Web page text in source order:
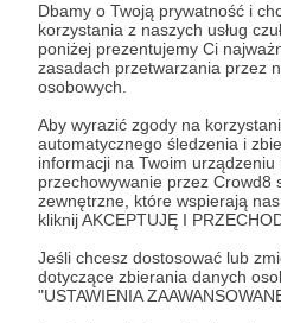
Dbamy o Twoją prywatność i
korzystania z naszych usług
poniżej prezentujemy Ci
zasadach przetwarzania przez
osobowych.
Aby wyrazić zgody na
automatycznego śledzenia i
informacji na Twoim urządzeniu
przechowywanie przez Crowd8
zewnętrzne, które wspierają
kliknij AKCEPTUJĘ I
Jeśli chcesz dostosować lub
dotyczące zbierania danych
"USTAWIENIA
Dołącz do
Wesprzyj działalność
Zostań
Promowani autorzy